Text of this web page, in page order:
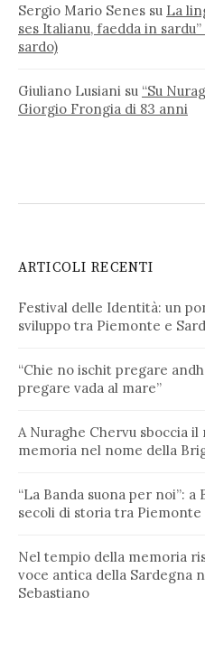
Sergio Mario Senes su La
ses Italianu, faedda in
sardo)
Giuliano Lusiani su “Su
Giorgio Frongia di 83 anni
ARTICOLI RECENTI
Festival delle Identità: un
sviluppo tra Piemonte e
“Chie no ischit pregare
pregare vada al mare”
A Nuraghe Chervu sboccia
memoria nel nome della
“La Banda suona per noi”:
secoli di storia tra Piemonte
Nel tempio della memoria
voce antica della Sardegna
Sebastiano